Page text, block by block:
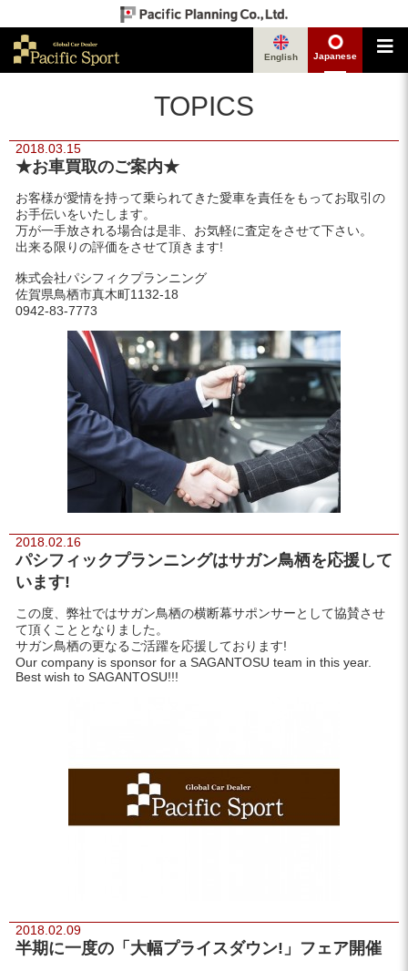
English Japanese
TOPICS
2018.03.15
★お車買取のご案内★
お客様が愛情を持って乗られてきた愛車を責任をもってお取引の
お手伝いをいたします。
万が一手放される場合は是非、お気軽に査定をさせて下さい。
出来る限りの評価をさせて頂きます!
株式会社パシフィクプランニング
佐賀県鳥栖市真木町1132-18
0942-83-7773
2018.02.16
パシフィックプランニングはサガン鳥栖を応援して
います!
この度、弊社ではサガン鳥栖の横断幕サポンサーとして協賛させ
て頂くこととなりました。
サガン鳥栖の更なるご活躍を応援しております!
Our company is sponsor for a SAGANTOSU team in this year.
Best wish to SAGANTOSU!!!
2018.02.09
半期に一度の「大幅プライスダウン!」フェア開催